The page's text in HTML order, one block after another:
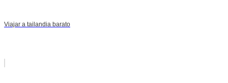
Viajar a tailandia barato